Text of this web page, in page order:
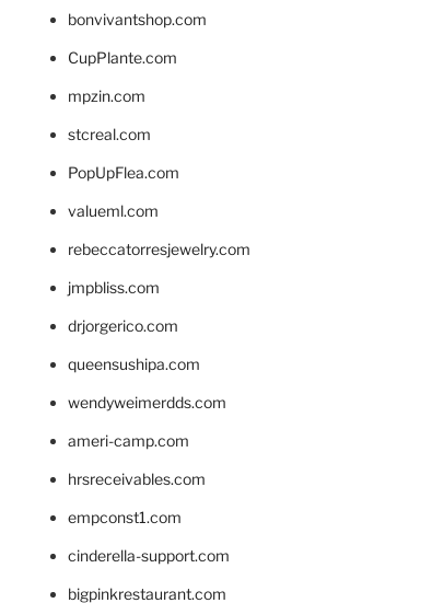
bonvivantshop.com
CupPlante.com
mpzin.com
stcreal.com
PopUpFlea.com
valueml.com
rebeccatorresjewelry.com
jmpbliss.com
drjorgerico.com
queensushipa.com
wendyweimerdds.com
ameri-camp.com
hrsreceivables.com
empconst1.com
cinderella-support.com
bigpinkrestaurant.com